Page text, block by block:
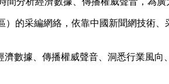
的采編網絡，依靠中國新聞網技術
數據、傳播權威聲音、洞悉行業風向